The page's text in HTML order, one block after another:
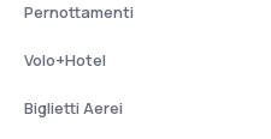
Pernottamenti
Volo+Hotel
Biglietti Aerei